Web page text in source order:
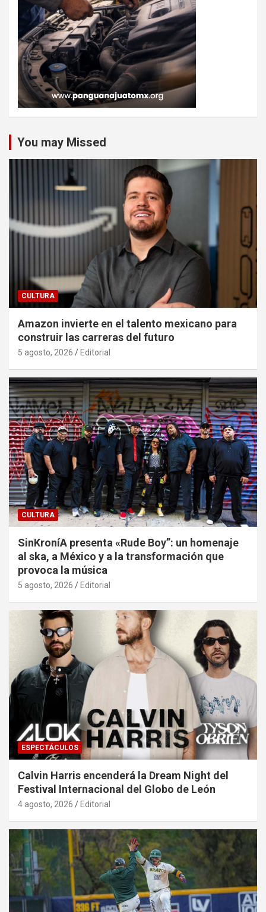
You may Missed
CULTURA
Amazon invierte en el talento mexicano para
construir las carreras del futuro
5 agosto, 2026 Editorial
CULTURA
SinKroníA presenta «Rude Boy”: un homenaje
al ska, a México y a la transformación que
provoca la música
5 agosto, 2026 Editorial
ESPECTÁCULOS
Calvin Harris encenderá la Dream Night del
Festival Internacional del Globo de León
4 agosto, 2026 Editorial